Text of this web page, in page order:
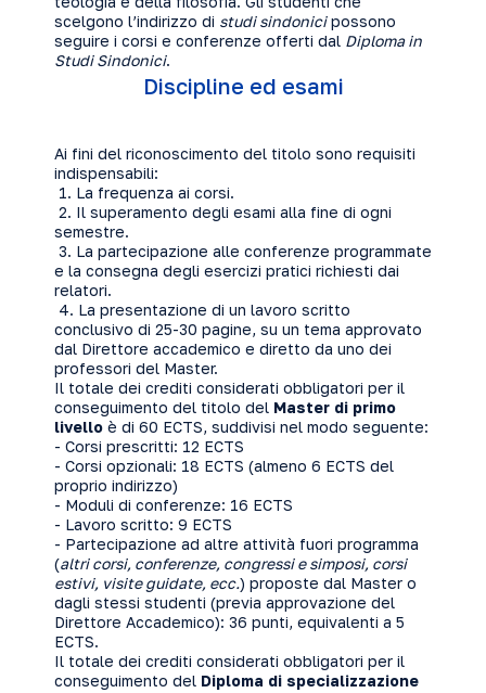
scelgono l’indirizzo di studi sindonicipossono
seguire i corsi e conferenze offerti dal Diploma in
Studi Sindonici.
Discipline ed esami
Ai fini del riconoscimento del titolo sono requisiti
indispensabili:
1. La frequenza ai corsi.
2. Il superamento degli esami alla fine di ogni
semestre.
3. La partecipazione alle conferenze programmate
e la consegna degli esercizi pratici richiesti dai
relatori.
4. La presentazione di un lavoro scritto
conclusivo di 25-30 pagine, su un tema approvato
dal Direttore accademico e diretto da uno dei
professori del Master.
Il totale dei crediti considerati obbligatori per il
conseguimento del titolo del Master di primo
livello è di 60 ECTS, suddivisi nel modo seguente:
- Corsi prescritti: 12 ECTS
- Corsi opzionali: 18 ECTS (almeno 6 ECTS del
proprio indirizzo)
- Moduli di conferenze: 16 ECTS
- Lavoro scritto: 9 ECTS
- Partecipazione ad altre attività fuori programma
(altri corsi, conferenze, congressi e simposi, corsi
estivi, visite guidate, ecc.) proposte dal Master o
dagli stessi studenti (previa approvazione del
Direttore Accademico): 36 punti, equivalenti a 5
ECTS.
Il totale dei crediti considerati obbligatori per il
conseguimento del Diploma di specializzazione